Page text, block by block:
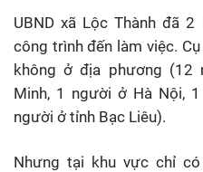
UBND xã Lộc Thành đã
công trình đến làm việc.
không ở địa phương (12
Minh, 1 người ở Hà Nội,
người ở tỉnh Bạc Liêu).
Nhưng tại khu vực chỉ